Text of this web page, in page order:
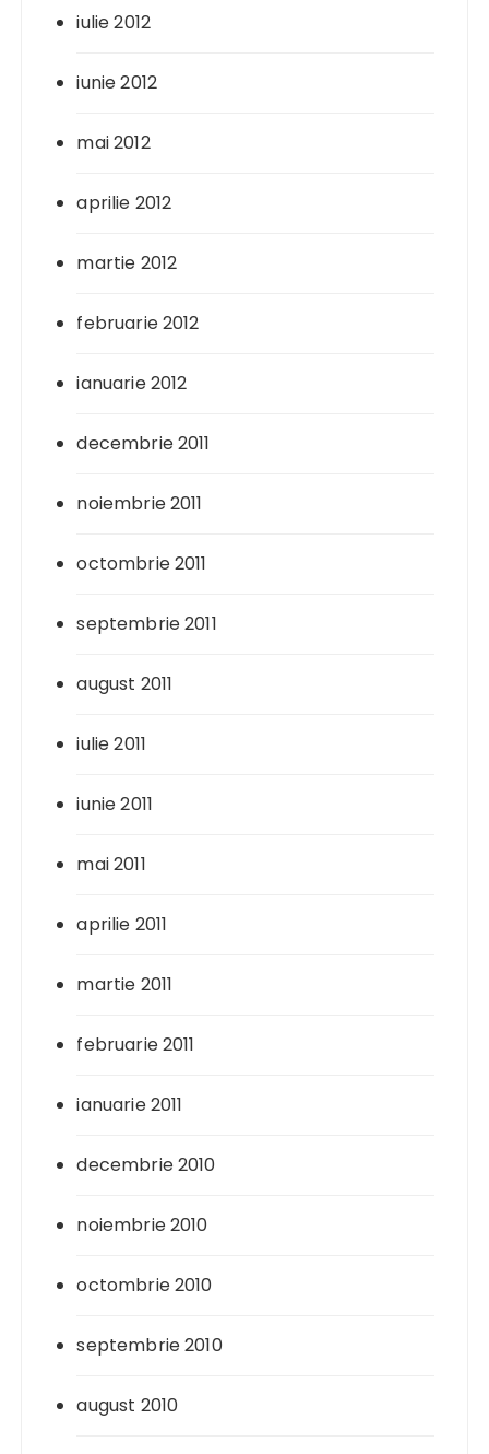
iulie 2012
iunie 2012
mai 2012
aprilie 2012
martie 2012
februarie 2012
ianuarie 2012
decembrie 2011
noiembrie 2011
octombrie 2011
septembrie 2011
august 2011
iulie 2011
iunie 2011
mai 2011
aprilie 2011
martie 2011
februarie 2011
ianuarie 2011
decembrie 2010
noiembrie 2010
octombrie 2010
septembrie 2010
august 2010